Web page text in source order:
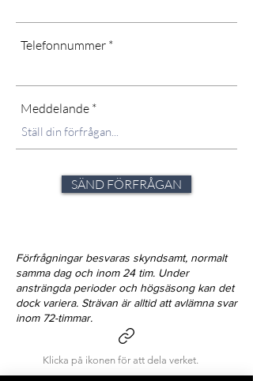
Telefonnummer
Meddelande
SÄND FÖRFRÅGAN
Förfrågningar besvaras skyndsamt, normalt
samma dag och inom 24 tim. Under
ansträngda perioder och högsäsong kan det
dock variera. Strävan är alltid att avlämna svar
inom 72-timmar.
Klicka på ikonen för att dela verket.